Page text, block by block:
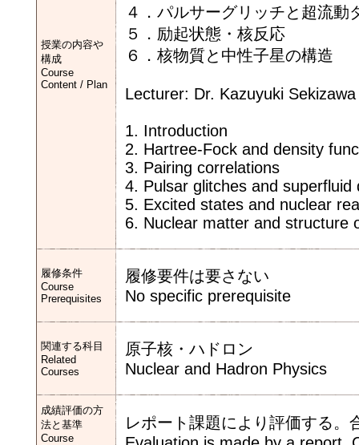
授業の内容や
構成
Course
Content / Plan
４．パルサーグリッチと超流動
５．励起状態・核反応
６．核物質と中性子星の構造
Lecturer: Dr. Kazuyuki
1. Introduction
2. Hartree-Fock and density
3. Pairing correlations
4. Pulsar glitches and superfluid
5. Excited states and nuclear
6. Nuclear matter and structure
履修条件
Course
Prerequisites
履修要件は要さない
No specific prerequisite
関連する科目
Related
Courses
原子核・ハドロン
Nuclear and Hadron Physics
成績評価の方
法と基準
Course
レポート課題により評価する